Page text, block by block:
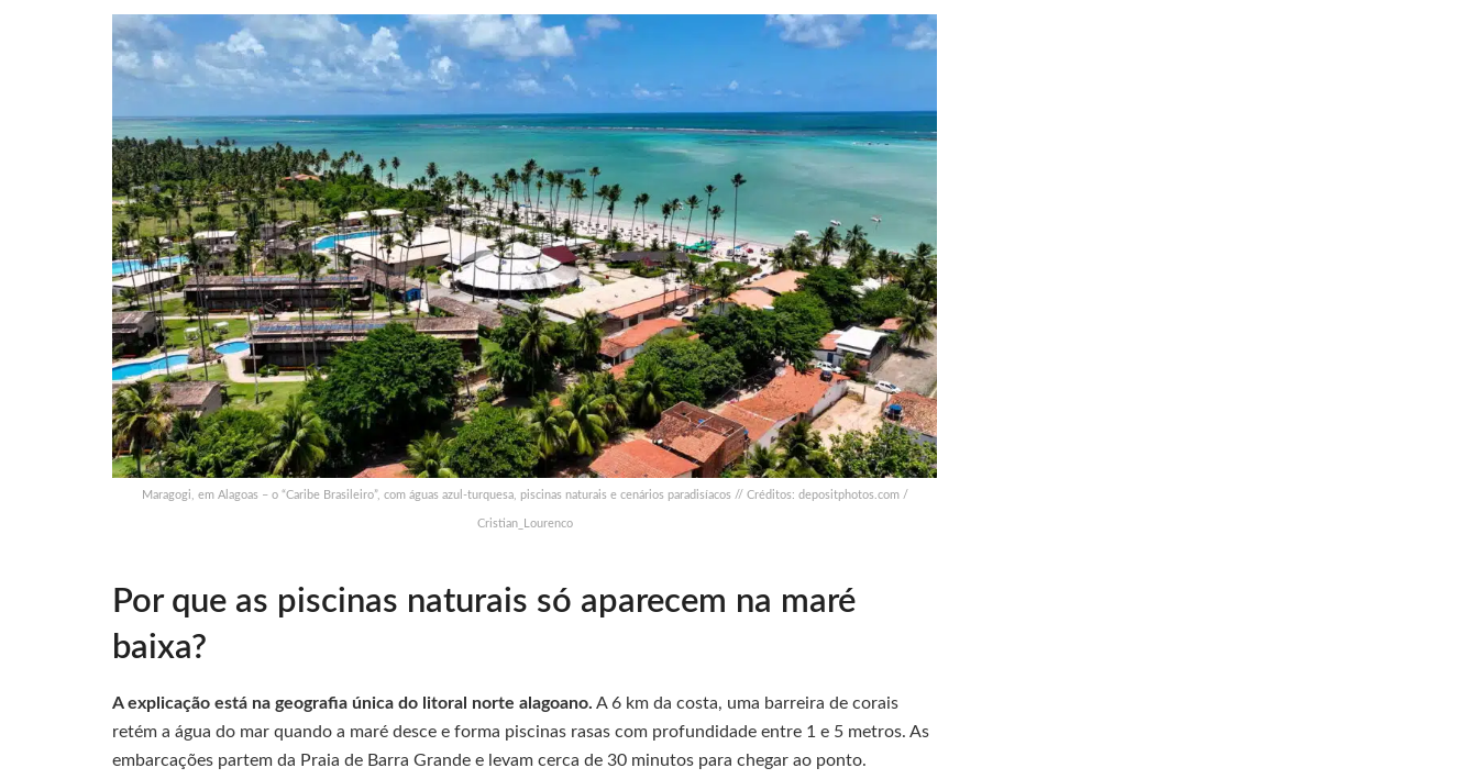
Maragogi, em Alagoas – o “Caribe Brasileiro”, com águas azul-turquesa, piscinas naturais e cenários paradisíacos // Créditos: depositphotos.com /
Cristian_Lourenco
Por que as piscinas naturais só aparecem na maré
baixa?
A explicação está na geografia única do litoral norte alagoano. A 6 km da costa, uma barreira de corais
retém a água do mar quando a maré desce e forma piscinas rasas com profundidade entre 1 e 5 metros. As
embarcações partem da Praia de Barra Grande e levam cerca de 30 minutos para chegar ao ponto.